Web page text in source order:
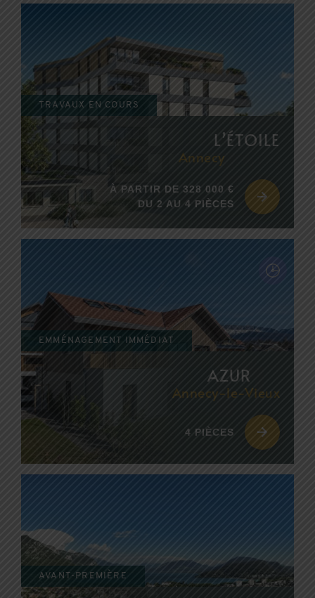
TRAVAUX EN COURS
L’ÉTOILE
Annecy
À PARTIR DE 328 000 €
DU 2 AU 4 PIÈCES
EMMÉNAGEMENT IMMÉDIAT
AZUR
Annecy-le-Vieux
4 PIÈCES
AVANT-PREMIÈRE
ESPACE CLIENT
AVIS CLIENTS